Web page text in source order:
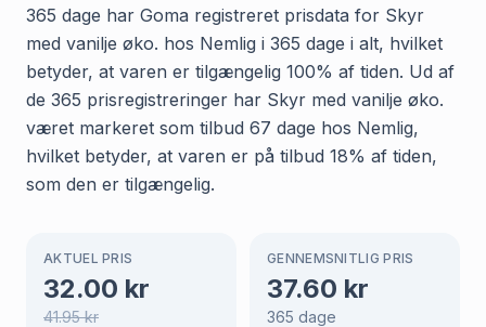
365 dage har Goma registreret prisdata for Skyr
med vanilje øko. hos Nemlig i 365 dage i alt, hvilket
betyder, at varen er tilgængelig 100% af tiden. Ud af
de 365 prisregistreringer har Skyr med vanilje øko.
været markeret som tilbud 67 dage hos Nemlig,
hvilket betyder, at varen er på tilbud 18% af tiden,
som den er tilgængelig.
AKTUEL PRIS
32.00 kr
41.95kr
GENNEMSNITLIG PRIS
37.60 kr
365 dage